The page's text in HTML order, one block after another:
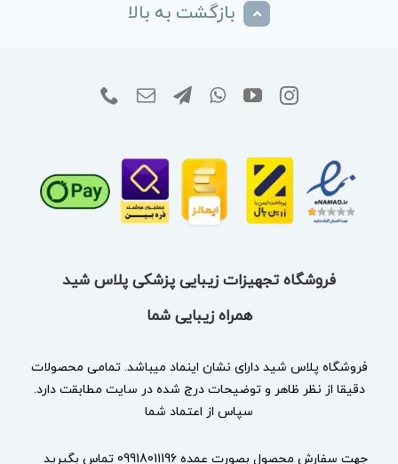
بازگشت به بالا
فروشگاه تجهیزات زیبایی پزشکی پلاس شید
همراه زیبایی شما
فروشگاه پلاس شید دارای نشان اینماد میباشد. تمامی محصولات
دقیقا از نظر ظاهر و توضیحات درج شده در سایت مطابقت دارد.
سپاس از اعتماد شما
جهت سفارش محصول بصورت عمده 09918011196 تماس بگیرید